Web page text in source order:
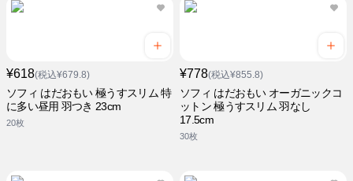
¥618(税込¥679.8)
ソフィ はだおもい 極うすスリム 特
に多い昼用 羽つき 23cm
20枚
¥778(税込¥855.8)
ソフィ はだおもい オーガニックコ
ットン 極うすスリム 羽なし
17.5cm
30枚